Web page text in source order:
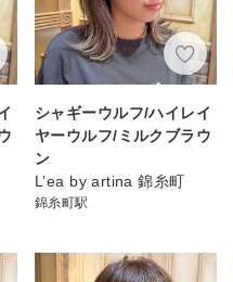
シャギーウルフ/ハイレイ
ヤーウルフ/ミルクブラウ
ン
L’ea by artina 錦糸町
錦糸町駅